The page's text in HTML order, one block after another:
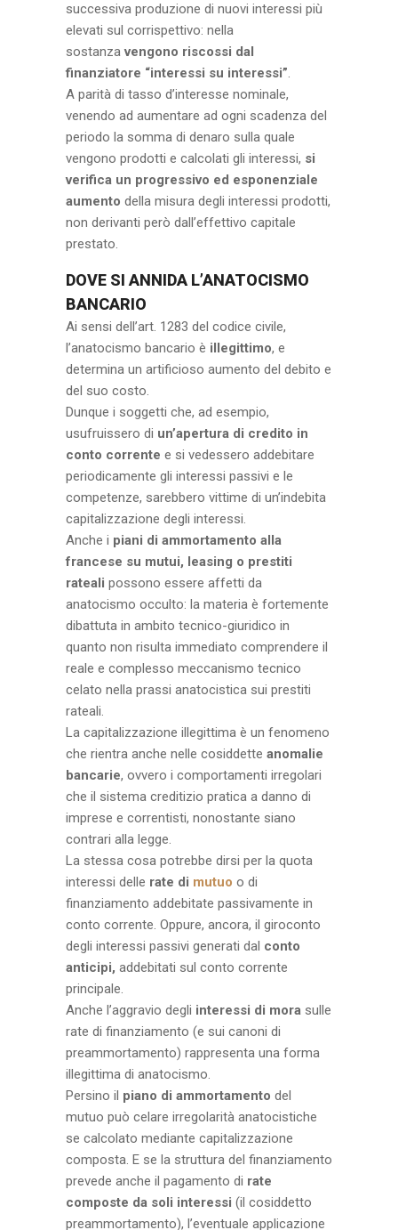
successiva produzione di nuovi interessi più
elevati sul corrispettivo: nella
sostanzavengono riscossi dal
finanziatore “interessi su interessi”.
A parità di tasso d’interesse nominale,
venendo ad aumentare ad ogni scadenza del
periodo la somma di denaro sulla quale
vengono prodotti e calcolati gli interessi, si
verifica un progressivo ed esponenziale
aumento della misura degli interessi prodotti,
non derivanti però dall’effettivo capitale
prestato.
DOVE SI ANNIDA L’ANATOCISMO
BANCARIO
Ai sensi dell’art. 1283 del codice civile,
l’anatocismo bancario è illegittimo, e
determina un artificioso aumento del debito e
del suo costo.
Dunque i soggetti che, ad esempio,
usufruissero di un’apertura di credito in
conto corrente e si vedessero addebitare
periodicamente gli interessi passivi e le
competenze, sarebbero vittime di un’indebita
capitalizzazione degli interessi.
Anche i piani di ammortamento alla
francese su mutui, leasing o prestiti
rateali possono essere affetti da
anatocismo occulto: la materia è fortemente
dibattuta in ambito tecnico-giuridico in
quanto non risulta immediato comprendere il
reale e complesso meccanismo tecnico
celato nella prassi anatocistica sui prestiti
rateali.
La capitalizzazione illegittima è un fenomeno
che rientra anche nelle cosiddette anomalie
bancarie, ovvero i comportamenti irregolari
che il sistema creditizio pratica a danno di
imprese e correntisti, nonostante siano
contrari alla legge.
La stessa cosa potrebbe dirsi per la quota
interessi delle rate di mutuo o di
finanziamento addebitate passivamente in
conto corrente. Oppure, ancora, il giroconto
degli interessi passivi generati dal conto
anticipi, addebitati sul conto corrente
principale.
Anche l’aggravio degli interessi di mora sulle
rate di finanziamento (e sui canoni di
preammortamento) rappresenta una forma
illegittima di anatocismo.
Persino il piano di ammortamento del
mutuo può celare irregolarità anatocistiche
se calcolato mediante capitalizzazione
composta. E se la struttura del finanziamento
prevede anche il pagamento di rate
composte da soli interessi (il cosiddetto
preammortamento), l’eventuale applicazione